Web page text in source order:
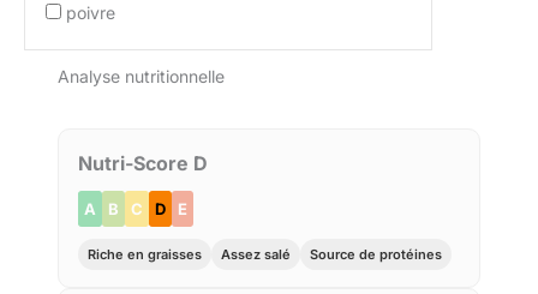
poivre
Analyse nutritionnelle
Nutri-Score D
A B C D E
Riche en graisses Assez salé Source de protéines